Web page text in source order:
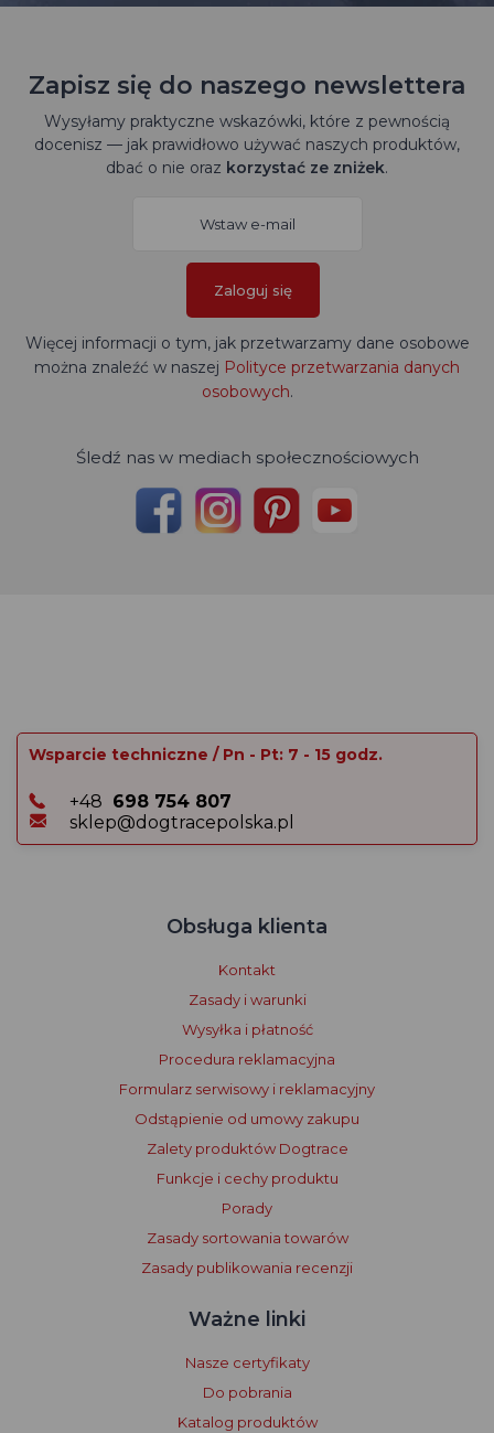
Zapisz się do naszego newslettera
Wysyłamy praktyczne wskazówki, które z pewnością
docenisz — jak prawidłowo używać naszych produktów,
dbać o nie oraz korzystać ze zniżek.
Zaloguj się
Więcej informacji o tym, jak przetwarzamy dane osobowe
można znaleźć w naszej Polityce przetwarzania danych
osobowych.
Śledź nas w mediach społecznościowych
Wsparcie techniczne / Pn - Pt: 7 - 15 godz.
+48 698 754 807
sklep@dogtracepolska.pl
Obsługa klienta
Kontakt
Zasady i warunki
Wysyłka i płatność
Procedura reklamacyjna
Formularz serwisowy i reklamacyjny
Odstąpienie od umowy zakupu
Zalety produktów Dogtrace
Funkcje i cechy produktu
Porady
Zasady sortowania towarów
Zasady publikowania recenzji
Ważne linki
Nasze certyfikaty
Do pobrania
Katalog produktów